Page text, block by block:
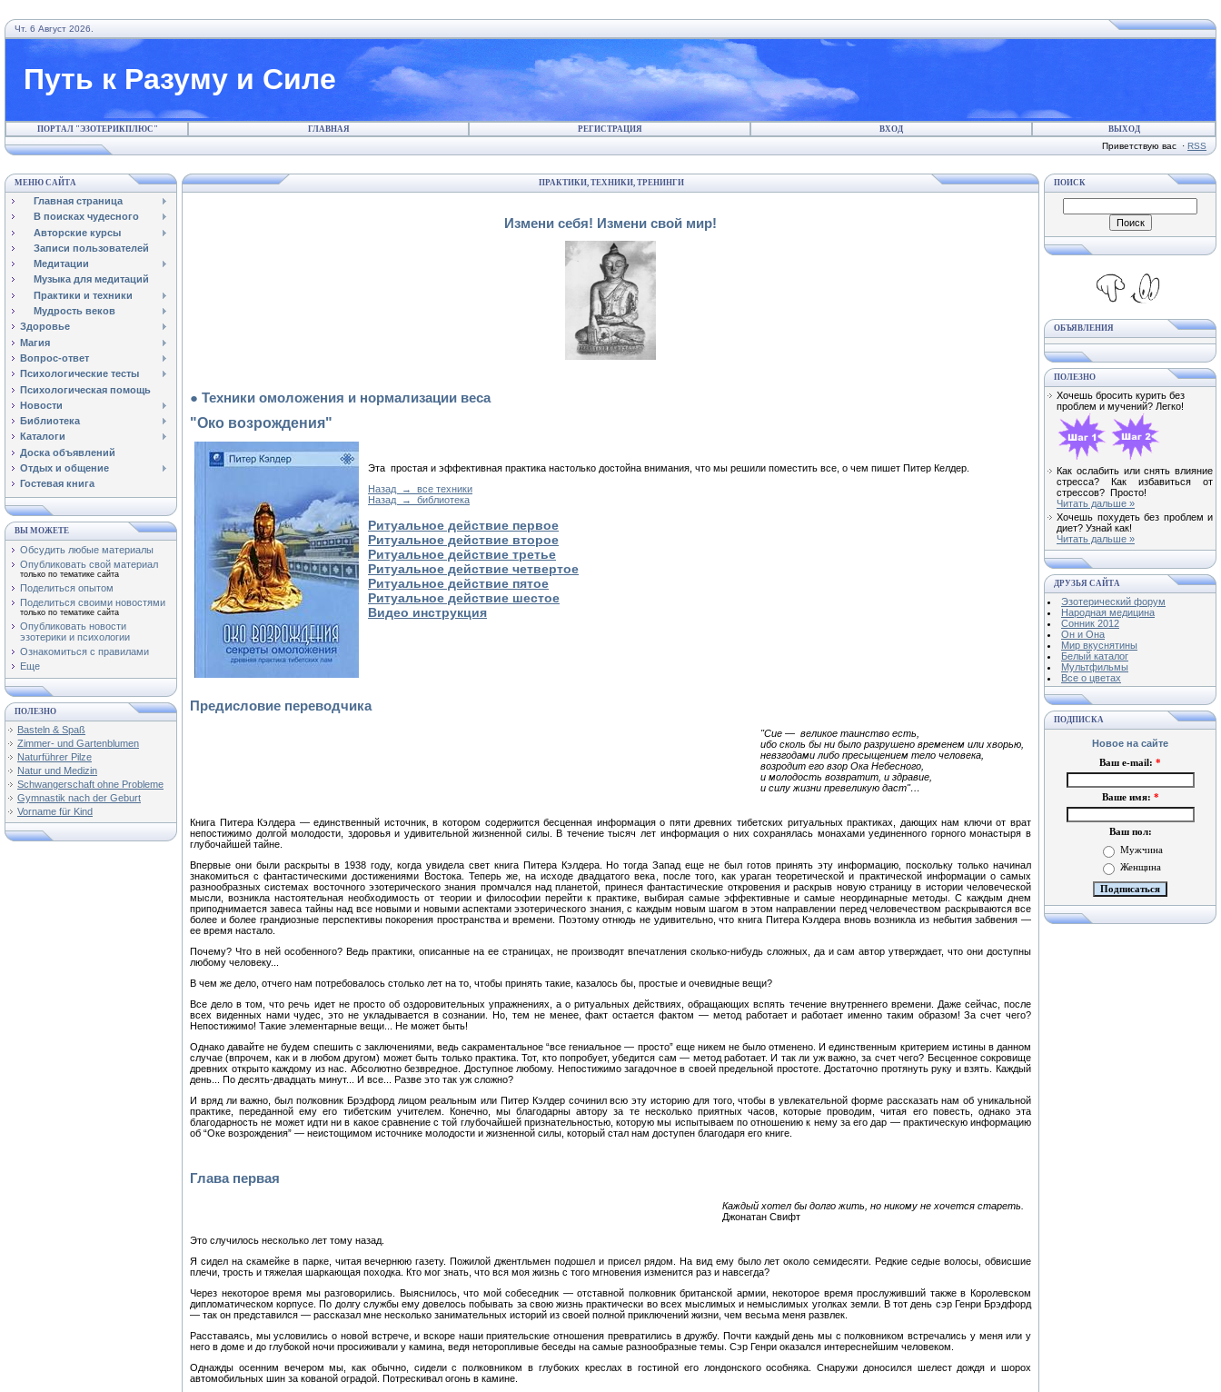
Чт. 6 Август 2026.
Путь к Разуму и Силе
ПОРТАЛ "ЭЗОТЕРИКПЛЮС" ГЛАВНАЯ РЕГИСТРАЦИЯ ВХОД ВЫХОД
Приветствую вас · RSS
МЕНЮ САЙТА
Главная страница
В поисках чудесного
Авторские курсы
Записи пользователей
Медитации
Музыка для медитаций
Практики и техники
Мудрость веков
Здоровье
Магия
Вопрос-ответ
Психологические тесты
Психологическая помощь
Новости
Библиотека
Каталоги
Доска объявлений
Отдых и общение
Гостевая книга
ВЫ МОЖЕТЕ
Обсудить любые материалы
Опубликовать свой материал
только по тематике сайта
Поделиться опытом
Поделиться своими новостями
только по тематике сайта
Опубликовать новости
эзотерики и психологии
Ознакомиться с правилами
Еще
ПОЛЕЗНО
Basteln & Spaß
Zimmer- und Gartenblumen
Naturführer Pilze
Natur und Medizin
Schwangerschaft ohne Probleme
Gymnastik nach der Geburt
Vorname für Kind
ПРАКТИКИ, ТЕХНИКИ, ТРЕНИНГИ
Измени себя! Измени свой мир!
● Техники омоложения и нормализации веса
"Око возрождения"
Эта простая и эффективная практика настолько достойна внимания, что мы решили поместить все, о чем пишет Питер Келдер.
Назад → все техники
Назад → библиотека
Ритуальное действие первое
Ритуальное действие второе
Ритуальное действие третье
Ритуальное действие четвертое
Ритуальное действие пятое
Ритуальное действие шестое
Видео инструкция
Предисловие переводчика
"Cиe — великое таинство есть,
ибо сколь бы ни было разрушено временем или хворью,
невзгодами либо пресыщением тело человека,
возродит его взор Ока Небесного,
и молодость возвратит, и здравие,
и силу жизни превеликую даст"…
Книга Питера Кэлдера — единственный источник, в котором содержится бесценная информация о пяти древних тибетских ритуальных практиках, дающих нам ключи от врат
непостижимо долгой молодости, здоровья и удивительной жизненной силы. В течение тысяч лет информация о них сохранялась монахами уединенного горного монастыря в
глубочайшей тайне.
Впервые они были раскрыты в 1938 году, когда увидела свет книга Питера Кэлдера. Но тогда Запад еще не был готов принять эту информацию, поскольку только начинал
знакомиться с фантастическими достижениями Востока. Теперь же, на исходе двадцатого века, после того, как ураган теоретической и практической информации о самых
разнообразных системах восточного эзотерического знания промчался над планетой, принеся фантастические откровения и раскрыв новую страницу в истории человеческой
мысли, возникла настоятельная необходимость от теории и философии перейти к практике, выбирая самые эффективные и самые неординарные методы. С каждым днем
приподнимается завеса тайны над все новыми и новыми аспектами эзотерического знания, с каждым новым шагом в этом направлении перед человечеством раскрываются все
более и более грандиозные перспективы покорения пространства и времени. Поэтому отнюдь не удивительно, что книга Питера Кэлдера вновь возникла из небытия забвения —
ее время настало.
Почему? Что в ней особенного? Ведь практики, описанные на ее страницах, не производят впечатления сколько-нибудь сложных, да и сам автор утверждает, что они доступны
любому человеку...
В чем же дело, отчего нам потребовалось столько лет на то, чтобы принять такие, казалось бы, простые и очевидные вещи?
Все дело в том, что речь идет не просто об оздоровительных упражнениях, а о ритуальных действиях, обращающих вспять течение внутреннего времени. Даже сейчас, после
всех виденных нами чудес, это не укладывается в сознании. Но, тем не менее, факт остается фактом — метод работает и работает именно таким образом! За счет чего?
Непостижимо! Такие элементарные вещи... Не может быть!
Однако давайте не будем спешить с заключениями, ведь сакраментальное “все гениальное — просто” еще никем не было отменено. И единственным критерием истины в данном
случае (впрочем, как и в любом другом) может быть только практика. Тот, кто попробует, убедится сам — метод работает. И так ли уж важно, за счет чего? Бесценное сокровище
древних открыто каждому из нас. Абсолютно безвредное. Доступное любому. Непостижимо загадочное в своей предельной простоте. Достаточно протянуть руку и взять. Каждый
день... По десять-двадцать минут... И все... Разве это так уж сложно?
И вряд ли важно, был полковник Брэдфорд лицом реальным или Питер Кэлдер сочинил всю эту историю для того, чтобы в увлекательной форме рассказать нам об уникальной
практике, переданной ему его тибетским учителем. Конечно, мы благодарны автору за те несколько приятных часов, которые проводим, читая его повесть, однако эта
благодарность не может идти ни в какое сравнение с той глубочайшей признательностью, которую мы испытываем по отношению к нему за его дар — практическую информацию
об “Оке возрождения” — неистощимом источнике молодости и жизненной силы, который стал нам доступен благодаря его книге.
Глава первая
Каждый хотел бы долго жить, но никому не хочется стареть.
Джонатан Свифт
Это случилось несколько лет тому назад.
Я сидел на скамейке в парке, читая вечернюю газету. Пожилой джентльмен подошел и присел рядом. На вид ему было лет около семидесяти. Редкие седые волосы, обвисшие
плечи, трость и тяжелая шаркающая походка. Кто мог знать, что вся моя жизнь с того мгновения изменится раз и навсегда?
Через некоторое время мы разговорились. Выяснилось, что мой собеседник — отставной полковник британской армии, некоторое время прослуживший также в Королевском
дипломатическом корпусе. По долгу службы ему довелось побывать за свою жизнь практически во всех мыслимых и немыслимых уголках земли. В тот день сэр Генри Брэдфорд
— так он представился — рассказал мне несколько занимательных историй из своей полной приключений жизни, чем весьма меня развлек.
Расставаясь, мы условились о новой встрече, и вскоре наши приятельские отношения превратились в дружбу. Почти каждый день мы с полковником встречались у меня или у
него в доме и до глубокой ночи просиживали у камина, ведя неторопливые беседы на самые разнообразные темы. Сэр Генри оказался интереснейшим человеком.
Однажды осенним вечером мы, как обычно, сидели с полковником в глубоких креслах в гостиной его лондонского особняка. Снаружи доносился шелест дождя и шорох
автомобильных шин за кованой оградой. Потрескивал огонь в камине.
ПОИСК
ОБЪЯВЛЕНИЯ
ПОЛЕЗНО
Хочешь бросить курить без
проблем и мучений? Легко!
Как ослабить или снять влияние
стресса? Как избавиться от
стрессов? Просто!
Читать дальше »
Хочешь похудеть без проблем и
диет? Узнай как!
Читать дальше »
ДРУЗЬЯ САЙТА
Эзотерический форум
Народная медицина
Сонник 2012
Он и Она
Мир вкуснятины
Белый каталог
Мультфильмы
Все о цветах
ПОДПИСКА
Новое на сайте
Ваш e-mail: *
Ваше имя: *
Ваш пол:
Мужчина
Женщина